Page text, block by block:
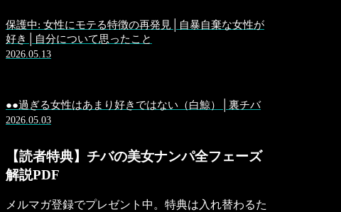
保護中: 女性にモテる特徴の再発見│自暴自棄な女性が
好き│自分について思ったこと
2026.05.13
●●過ぎる女性はあまり好きではない（白鯨）│裏チバ
2026.05.03
【読者特典】チバの美女ナンパ全フェーズ
解説PDF
メルマガ登録でプレゼント中。特典は入れ替わるた